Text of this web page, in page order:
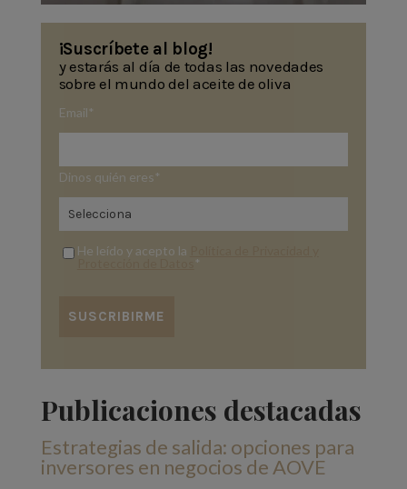
¡Suscríbete al blog!
y estarás al día de todas las novedades
sobre el mundo del aceite de oliva
Email *
Dinos quién eres *
He leído y acepto la
*
Publicaciones destacadas
Estrategias de salida: opciones para
inversores en negocios de AOVE